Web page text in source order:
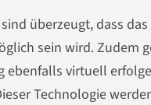
überzeugt, dass
sein wird. Zudem
ebenfalls virtuell
Technologie